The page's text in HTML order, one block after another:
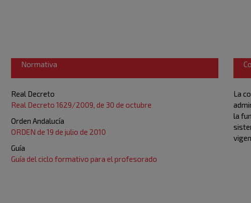
Normativa
Real Decreto
Real Decreto 1629/2009, de 30 de octubre
Orden Andalucía
ORDEN de 19 de julio de 2010
Guía
Guía del ciclo formativo para el profesorado
La
la